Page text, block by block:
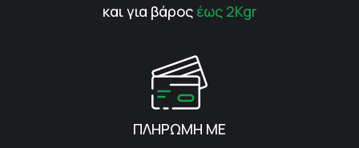
και για βάρος έως 2Kgr
ΠΛΗΡΩΜΗ ΜΕ